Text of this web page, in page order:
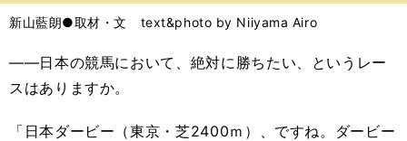
バ
新山藍朗●取材・文 text&photo by Niiyama Airo
――日本の競馬において、絶対に勝ちたい、というレー
スはありますか。
「日本ダービー（東京・芝2400ｍ）、ですね。ダービー